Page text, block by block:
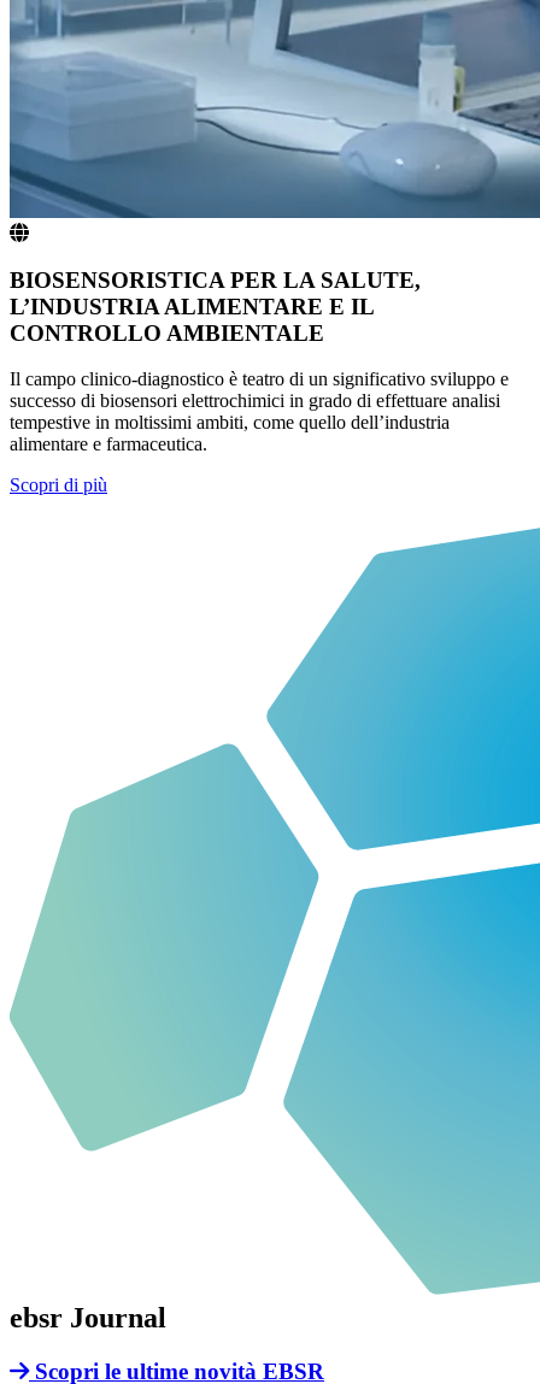
BIOSENSORISTICA PER LA SALUTE,
L’INDUSTRIA ALIMENTARE E IL
CONTROLLO AMBIENTALE
Il campo clinico-diagnostico è teatro di un significativo sviluppo e
successo di biosensori elettrochimici in grado di effettuare analisi
tempestive in moltissimi ambiti, come quello dell’industria
alimentare e farmaceutica.
Scopri di più
ebsr Journal
Scopri le ultime novità EBSR